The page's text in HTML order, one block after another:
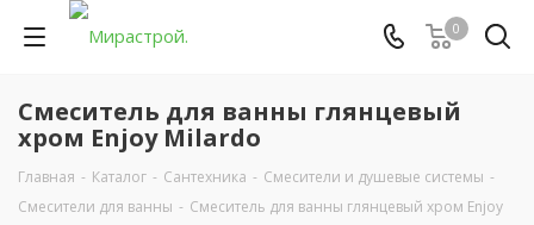
0
Смеситель для ванны глянцевый
хром Enjoy Milardo
Главная - Каталог - Сантехника - Смесители и душевые системы -
Смесители для ванны - Смеситель для ванны глянцевый хром Enjoy